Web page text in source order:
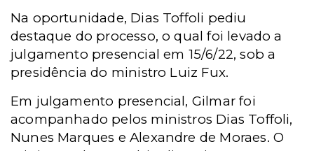
Na oportunidade, Dias Toffoli pediu
destaque do processo, o qual foi levado a
julgamento presencial em 15/6/22, sob a
presidência do ministro Luiz Fux.
Em julgamento presencial, Gilmar foi
acompanhado pelos ministros Dias Toffoli,
Nunes Marques e Alexandre de Moraes. O